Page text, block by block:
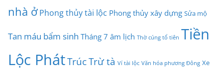
nhà ở Phong thủy tài lộc Phong thủy xây dựng Sửa mộ
Tan máu bẩm sinh Tháng 7 âm lịch Thờ cúng tổ tiên Tiền
Lộc PhátTrúcTrừ tà Ví tài lộc Văn hóa phương Đông Xe